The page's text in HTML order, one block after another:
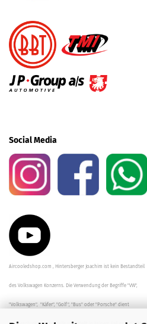
Social Media
Aircooledshop.com , Hintersberger Joachim ist kein Bestandteil
des Volkswagen Konzerns. Die Verwendung der Begriffe "VW",
"Volkswagen", "Käfer", "Golf", "Bus" oder "Porsche" dient